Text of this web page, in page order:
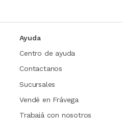
Ayuda
Centro de ayuda
Contactanos
Sucursales
Vendé en Frávega
Trabajá con nosotros